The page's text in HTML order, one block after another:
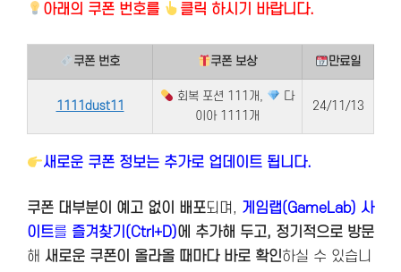
아래의 쿠폰 번호를 클릭 하시기 바랍니다.
쿠폰 번호 쿠폰 보상 만료일
1111dust11
회복 포션 111개,
다
이아 1111개
24/11/13
새로운 쿠폰 정보는 추가로 업데이트 됩니다.
쿠폰 대부분이 예고 없이 배포되며, 게임랩(GameLab) 사
이트를 즐겨찾기(Ctrl+D)에 추가해 두고, 정기적으로 방문
해 새로운 쿠폰이 올라올 때마다 바로 확인하실 수 있습니